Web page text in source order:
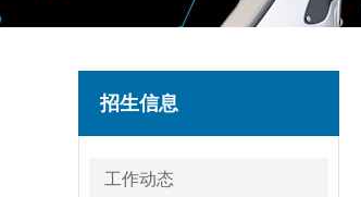
招生信息
工作动态